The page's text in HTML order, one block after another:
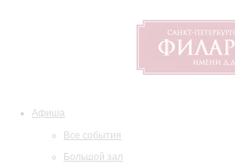
Афиша
Все события
Большой зал